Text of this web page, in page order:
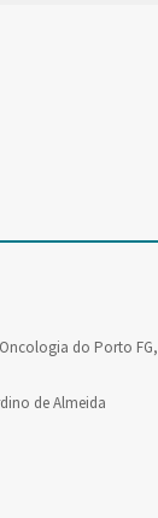
do Porto FG,
de Almeida